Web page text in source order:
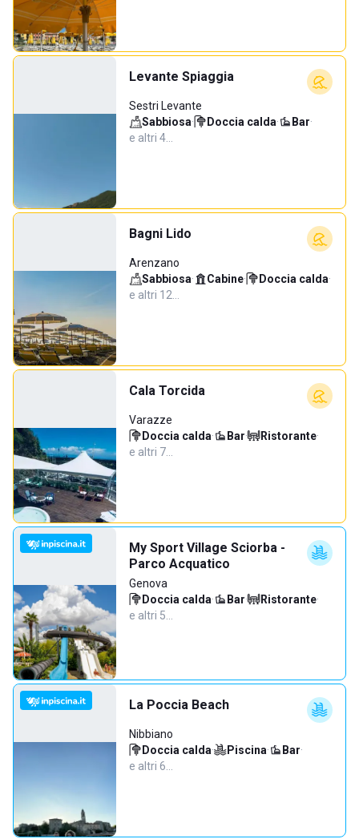
Levante Spiaggia
Sestri Levante
Sabbiosa· Doccia calda· Bar·
e altri 4…
Bagni Lido
Arenzano
Sabbiosa· Cabine· Doccia calda·
e altri 12…
Cala Torcida
Varazze
Doccia calda· Bar· Ristorante·
e altri 7…
My Sport Village Sciorba -
Parco Acquatico
Genova
Doccia calda· Bar· Ristorante·
e altri 5…
La Poccia Beach
Nibbiano
Doccia calda· Piscina· Bar·
e altri 6…